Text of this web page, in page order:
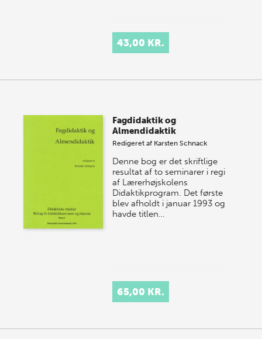
43,00 KR.
Fagdidaktik og
Almendidaktik
Redigeret af Karsten Schnack
Denne bog er det skriftlige
resultat af to seminarer i regi
af Lærerhøjskolens
Didaktikprogram. Det første
blev afholdt i januar 1993 og
havde titlen…
65,00 KR.